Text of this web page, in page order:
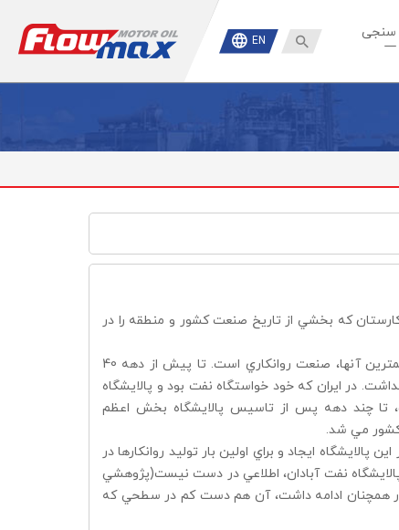
سنجی
 EN
كه بخشي از تاريخ صنعت كشور و منطقه را در
اين اتفاق درباره صنايع انگشت شماري در كشور، به واقعيت پيوسته كه يكي از مهمترين آنها، صنعت روانكاري است. تا پيش از دهه 40
نداشت. در ايران كه خود خواستگاه نفت بود و پالايشگاه
تا چند دهه پس از تاسيس پالايشگاه بخش اعظم
كشور مي شد.
ايجاد و براي اولين بار توليد روانكارها در
نفت آبادان، اطلاعي در دست نيست(پژوهشي
همچنان ادامه داشت، آن هم دست كم در سطحي كه